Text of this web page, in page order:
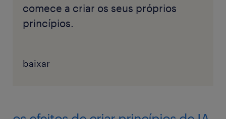
comece a criar os seus próprios
princípios.
baixar